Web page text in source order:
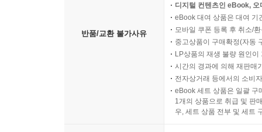
반품/교환 불가사유
디지털 컨텐츠인 eBook,
eBook 대여 상품은 대여 기
모바일 쿠폰 등록 후 취소/
중고상품이 구매확정(자동
LP상품의 재생 불량 원인
시간의 경과에 의해 재판매
전자상거래 등에서의 소비
eBook 세트 상품은 일괄 구
1개의 상품으로 취급 및 판
우, 세트 상품 전부 및 세트